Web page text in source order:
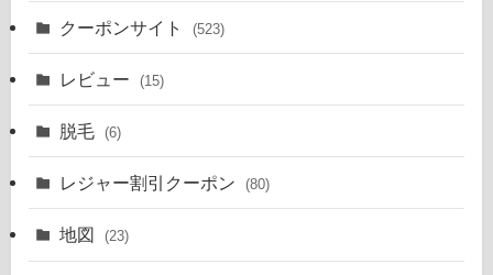
クーポンサイト (523)
レビュー (15)
脱毛 (6)
レジャー割引クーポン (80)
地図 (23)